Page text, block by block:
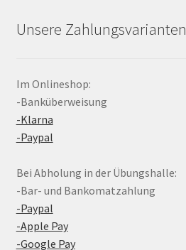
Unsere Zahlungsvarianten
Im Onlineshop:
-Banküberweisung
-Klarna
-Paypal
Bei Abholung in der Übungshalle:
-Bar- und Bankomatzahlung
-Paypal
-Apple Pay
-Google Pay